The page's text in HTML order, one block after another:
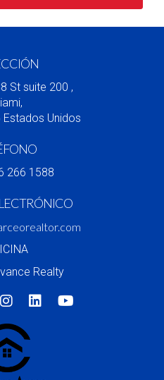
St suite 200 ,
Unidos
266 1588
Realty